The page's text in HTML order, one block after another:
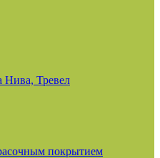
Нива, Тревел
покрытием